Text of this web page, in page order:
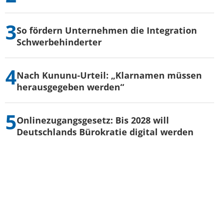
So fördern Unternehmen die Integration
Schwerbehinderter
Nach Kununu-Urteil: „Klarnamen müssen
herausgegeben werden“
Onlinezugangsgesetz: Bis 2028 will
Deutschlands Bürokratie digital werden